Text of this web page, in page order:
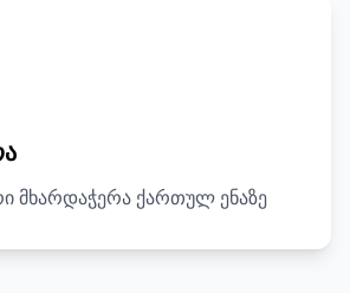
მხარდაჭერა ქართულ ენაზე